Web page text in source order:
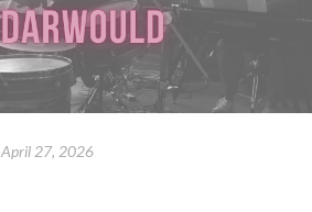
April 27, 2026